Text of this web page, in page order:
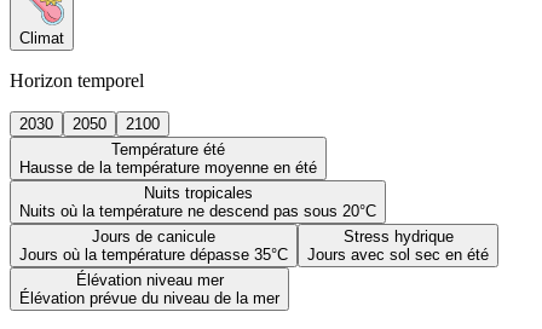
Climat
Horizon temporel
2030 2050
2100
Température été
Hausse de la température moyenne en été
Nuits tropicales
Nuits où la température ne descend pas sous 20°C
Jours de canicule
Jours où la température dépasse 35°C
Stress hydrique
Jours avec sol sec en été
Élévation niveau mer
Élévation prévue du niveau de la mer